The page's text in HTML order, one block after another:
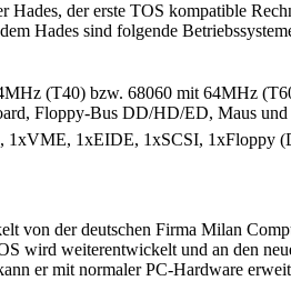
Hades, der erste TOS kompatible
Hades sind folgende
(T40) bzw. 68060 mit 64MHz
Floppy-Bus DD/HD/ED, Maus
1xVME, 1xEIDE, 1xSCSI, 1xFloppy
von der deutschen Firma Milan
wird weiterentwickelt und an den
er mit normaler PC-Hardware